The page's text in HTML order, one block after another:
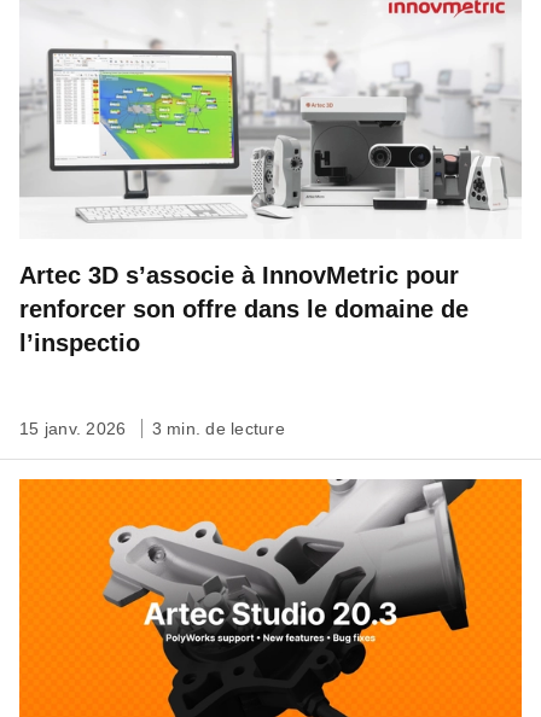
Artec 3D s’associe à InnovMetric pour
renforcer son offre dans le domaine de
l’inspectio
15 janv. 2026 3 min. de lecture